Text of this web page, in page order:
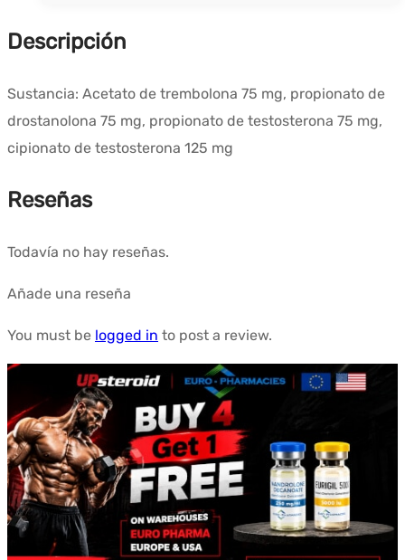
Descripción
Sustancia: Acetato de trembolona 75 mg, propionato de
drostanolona 75 mg, propionato de testosterona 75 mg,
cipionato de testosterona 125 mg
Reseñas
Todavía no hay reseñas.
Añade una reseña
You must be logged in to post a review.